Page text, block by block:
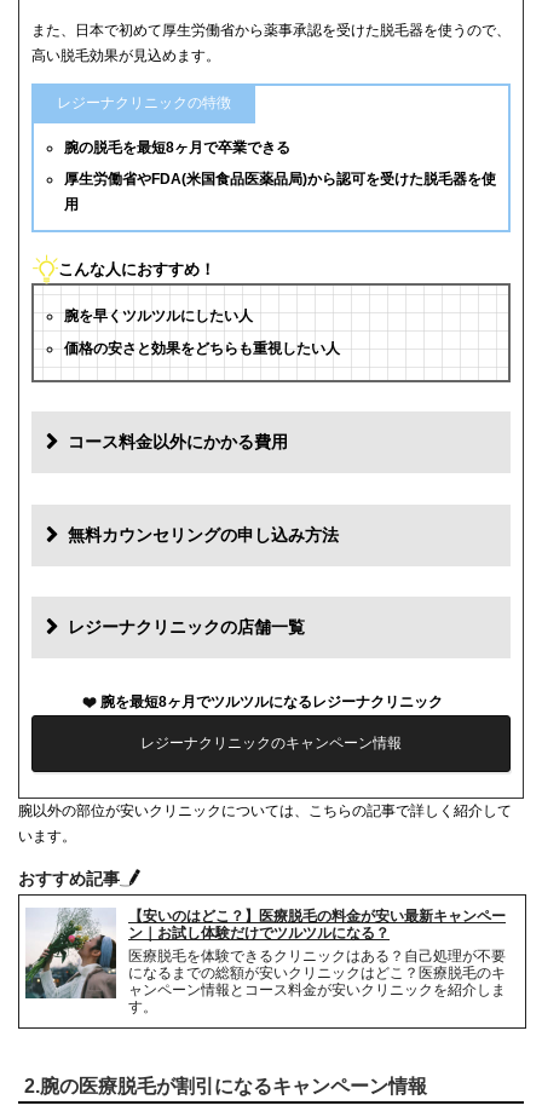
また、日本で初めて厚生労働省から薬事承認を受けた脱毛器を使うので、
高い脱毛効果が見込めます。
レジーナクリニックの特徴
腕の脱毛を最短8ヶ月で卒業できる
厚生労働省やFDA(米国食品医薬品局)から認可を受けた脱毛器を使
用
こんな人におすすめ！
腕を早くツルツルにしたい人
価格の安さと効果をどちらも重視したい人
コース料金以外にかかる費用
初診料 0円
再診料 0円
薬代 0円
シェービング代 0円
麻酔代 0円
キャンセル料
解約事務手数料 残り回数分の費用の10%
無料カウンセリングの申し込み方法
レジーナクリニックの店舗一覧
腕を最短8ヶ月でツルツルになるレジーナクリニック
レジーナクリニックのキャンペーン情報
腕以外の部位が安いクリニックについては、こちらの記事で詳しく紹介して
います。
おすすめ記事
【安いのはどこ？】医療脱毛の料金が安い最新キャンペー
ン｜お試し体験だけでツルツルになる？
医療脱毛を体験できるクリニックはある？自己処理が不要
になるまでの総額が安いクリニックはどこ？医療脱毛のキ
ャンペーン情報とコース料金が安いクリニックを紹介しま
す。
2.腕の医療脱毛が割引になるキャンペーン情報